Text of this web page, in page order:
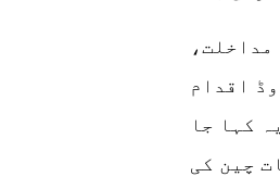
اقدام
کہا جا
چین کی